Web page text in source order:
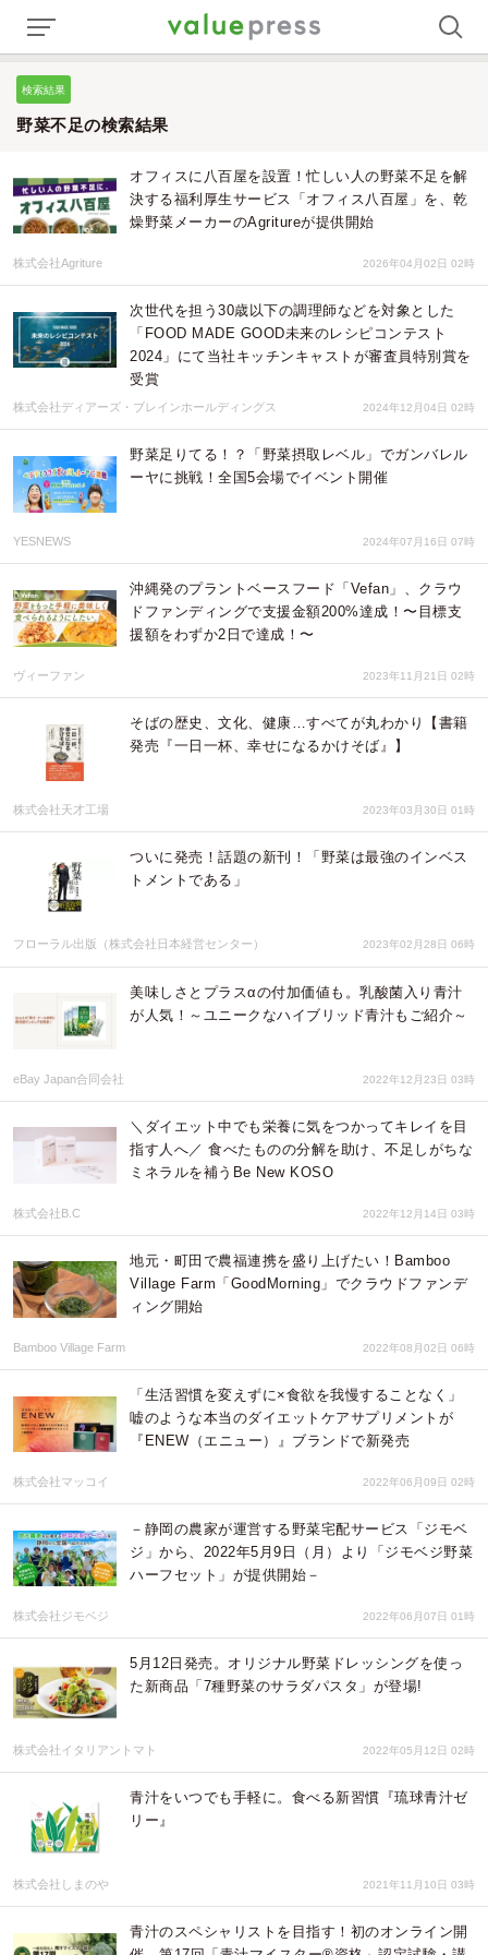
検索結果
野菜不足の検索結果
オフィスに八百屋を設置！忙しい人の野菜不足を解
決する福利厚生サービス「オフィス八百屋」を、乾
燥野菜メーカーのAgritureが提供開始
株式会社Agriture 2026年04月02日 02時
次世代を担う30歳以下の調理師などを対象とした
「FOOD MADE GOOD未来のレシピコンテスト
2024」にて当社キッチンキャストが審査員特別賞を
受賞
株式会社ディアーズ・ブレインホールディングス 2024年12月04日 02時
野菜足りてる！？「野菜摂取レベル」でガンバレル
ーヤに挑戦！全国5会場でイベント開催
YESNEWS 2024年07月16日 07時
沖縄発のプラントベースフード「Vefan」、クラウ
ドファンディングで支援金額200%達成！〜目標支
援額をわずか2日で達成！〜
ヴィーファン 2023年11月21日 02時
そばの歴史、文化、健康…すべてが丸わかり【書籍
発売『一日一杯、幸せになるかけそば』】
株式会社天才工場 2023年03月30日 01時
ついに発売！話題の新刊！「野菜は最強のインベス
トメントである」
フローラル出版（株式会社日本経営センター） 2023年02月28日 06時
美味しさとプラスαの付加価値も。乳酸菌入り青汁
が人気！～ユニークなハイブリッド青汁もご紹介～
eBay Japan合同会社 2022年12月23日 03時
＼ダイエット中でも栄養に気をつかってキレイを目
指す人へ／ 食べたものの分解を助け、不足しがちな
ミネラルを補うBe New KOSO
株式会社B.C 2022年12月14日 03時
地元・町田で農福連携を盛り上げたい！Bamboo
Village Farm「GoodMorning」でクラウドファンデ
ィング開始
Bamboo Village Farm 2022年08月02日 06時
「生活習慣を変えずに×食欲を我慢することなく」
嘘のような本当のダイエットケアサプリメントが
『ENEW（エニュー）』ブランドで新発売
株式会社マッコイ 2022年06月09日 02時
－静岡の農家が運営する野菜宅配サービス「ジモベ
ジ」から、2022年5月9日（月）より「ジモベジ野菜
ハーフセット」が提供開始－
株式会社ジモベジ 2022年06月07日 01時
5月12日発売。オリジナル野菜ドレッシングを使っ
た新商品「7種野菜のサラダパスタ」が登場!
株式会社イタリアントマト 2022年05月12日 02時
青汁をいつでも手軽に。食べる新習慣『琉球青汁ゼ
リー』
株式会社しまのや 2021年11月10日 03時
青汁のスペシャリストを目指す！初のオンライン開